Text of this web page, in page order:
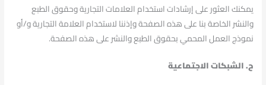
يمكنك العثور على إرشادات استخدام العلامات التجارية وحقوق الطبع
والنشر الخاصة بنا على هذه الصفحة وإذننا لاستخدام العلامة التجارية و/أو
نموذج العمل المحمي بحقوق الطبع والنشر على هذه الصفحة.
ح. الشبكات الاجتماعية